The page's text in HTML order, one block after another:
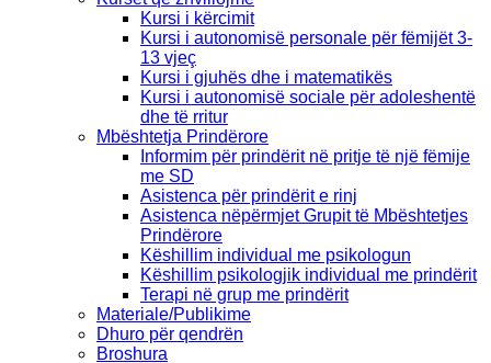
Kursi i kërcimit
Kursi i autonomisë personale për fëmijët 3-
13 vjeç
Kursi i gjuhës dhe i matematikës
Kursi i autonomisë sociale për adoleshentë
dhe të rritur
Mbështetja Prindërore
Informim për prindërit në pritje të një fëmije
me SD
Asistenca për prindërit e rinj
Asistenca nëpërmjet Grupit të Mbështetjes
Prindërore
Këshillim individual me psikologun
Këshillim psikologjik individual me prindërit
Terapi në grup me prindërit
Materiale/Publikime
Dhuro për qendrën
Broshura